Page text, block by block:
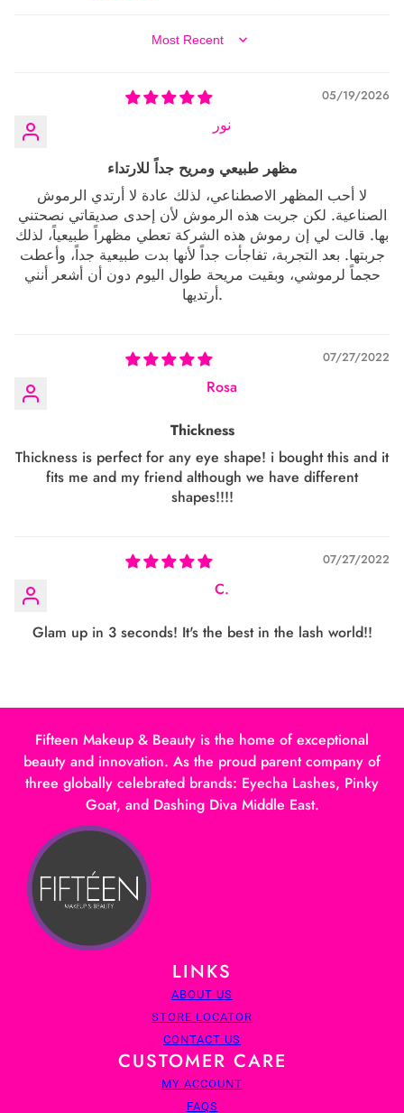
SORT BY
05/19/2026
نور
مظهر طبيعي ومريح جداً للارتداء
لا أحب المظهر الاصطناعي، لذلك عادة لا أرتدي الرموش
الصناعية. لكن جربت هذه الرموش لأن إحدى صديقاتي نصحتني
بها. قالت لي إن رموش هذه الشركة تعطي مظهراً طبيعياً، لذلك
جربتها. بعد التجربة، تفاجأت جداً لأنها بدت طبيعية جداً، وأعطت
حجماً لرموشي، وبقيت مريحة طوال اليوم دون أن أشعر أنني
أرتديها.
07/27/2022
Rosa
Thickness
Thickness is perfect for any eye shape! i bought this and it
fits me and my friend although we have different
shapes!!!!
07/27/2022
C.
Glam up in 3 seconds! It's the best in the lash world!!
Fifteen Makeup & Beauty is the home of exceptional
beauty and innovation. As the proud parent company of
three globally celebrated brands: Eyecha Lashes, Pinky
Goat, and Dashing Diva Middle East.
LINKS
ABOUT US
STORE LOCATOR
CONTACT US
CUSTOMER CARE
MY ACCOUNT
FAQS